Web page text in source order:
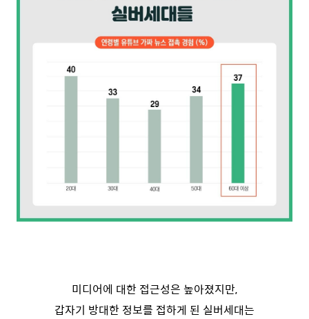
미디어에 대한 접근성은 높아졌지만,
갑자기 방대한 정보를 접하게 된 실버세대는